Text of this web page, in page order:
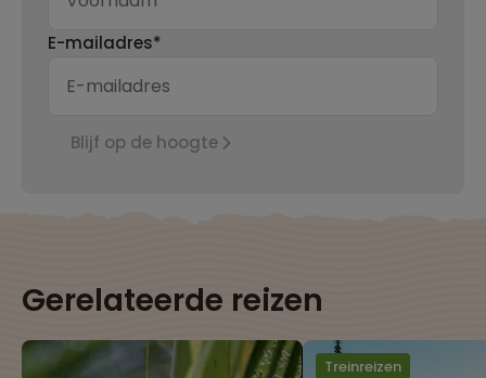
E-mailadres*
Blijf op de hoogte
Gerelateerde reizen
Treinreizen